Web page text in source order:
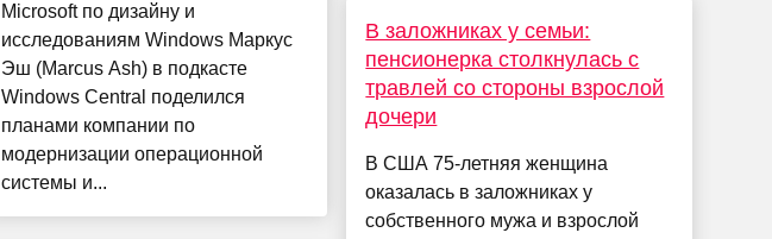
Microsoft по дизайну и
исследованиям Windows Маркус
Эш (Marcus Ash) в подкасте
Windows Central поделился
планами компании по
модернизации операционной
системы и...
В заложниках у семьи:
пенсионерка столкнулась с
травлей со стороны взрослой
дочери
В США 75-летняя женщина
оказалась в заложниках у
собственного мужа и взрослой